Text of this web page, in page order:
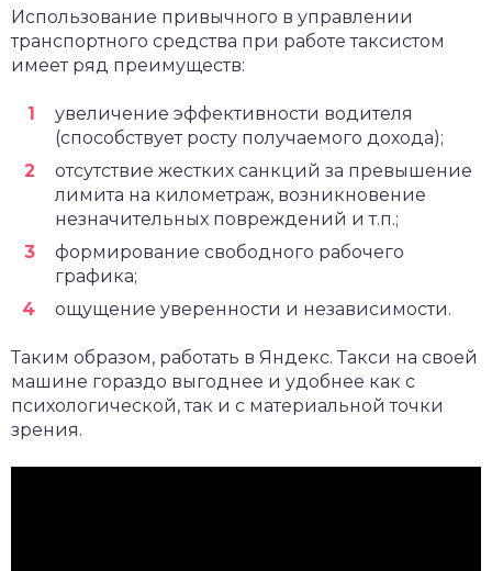
Использование привычного в управлении
транспортного средства при работе таксистом
имеет ряд преимуществ:
увеличение эффективности водителя
(способствует росту получаемого дохода);
отсутствие жестких санкций за превышение
лимита на километраж, возникновение
незначительных повреждений и т.п.;
формирование свободного рабочего
графика;
ощущение уверенности и независимости.
Таким образом, работать в Яндекс. Такси на своей
машине гораздо выгоднее и удобнее как с
психологической, так и с материальной точки
зрения.